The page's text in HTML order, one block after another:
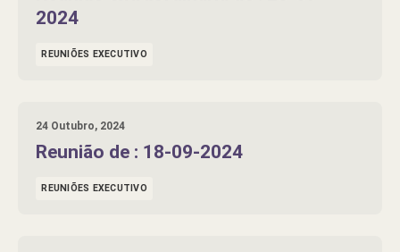
2024
REUNIÕES EXECUTIVO
24 Outubro, 2024
Reunião de : 18-09-2024
REUNIÕES EXECUTIVO